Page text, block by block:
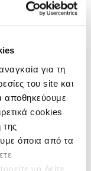
για τη
του site και
αποθηκεύουμε
cookies
όποια από τα
να δείτε